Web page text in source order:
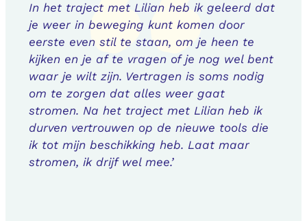
In het traject met Lilian heb ik geleerd dat
je weer in beweging kunt komen door
eerste even stil te staan, om je heen te
kijken en je af te vragen of je nog wel bent
waar je wilt zijn. Vertragen is soms nodig
om te zorgen dat alles weer gaat
stromen. Na het traject met Lilian heb ik
durven vertrouwen op de nieuwe tools die
ik tot mijn beschikking heb. Laat maar
stromen, ik drijf wel mee.’